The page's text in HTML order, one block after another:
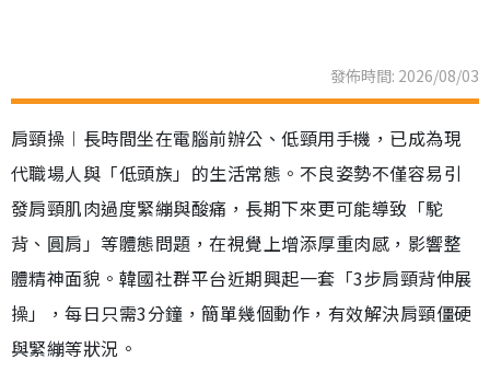
發佈時間: 2026/08/03
肩頸操︱長時間坐在電腦前辦公、低頸用手機，已成為現
代職場人與「低頭族」的生活常態。不良姿勢不僅容易引
發肩頸肌肉過度緊繃與酸痛，長期下來更可能導致「駝
背、圓肩」等體態問題，在視覺上增添厚重肉感，影響整
體精神面貌。韓國社群平台近期興起一套「3步肩頸背伸展
操」，每日只需3分鐘，簡單幾個動作，有效解決肩頸僵硬
與緊繃等狀況。